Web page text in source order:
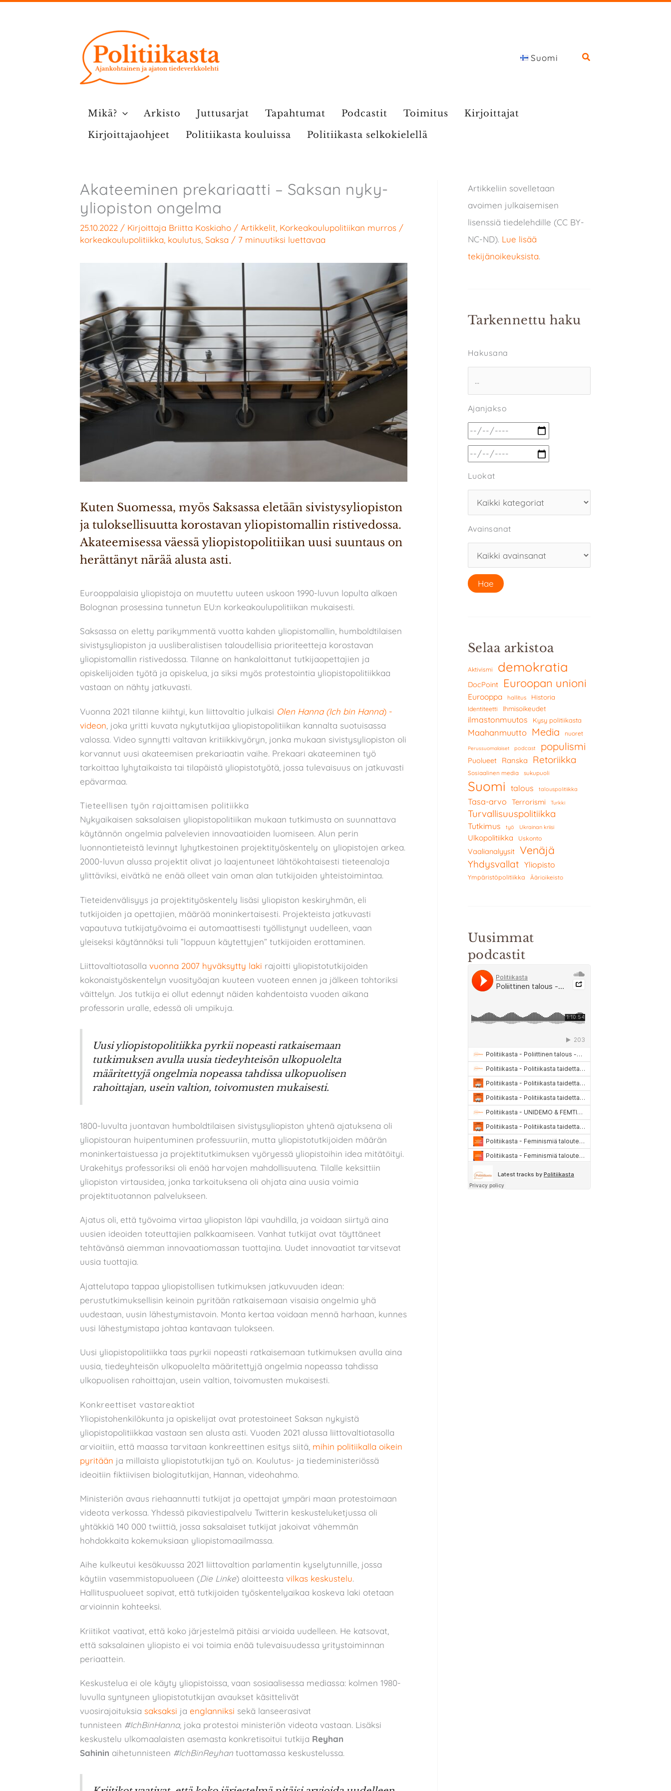
Suomi
Mikä? Arkisto Juttusarjat Tapahtumat Podcastit Toimitus
Kirjoittajat
Kirjoittajaohjeet
Politiikasta kouluissa Politiikasta selkokielellä
Akateeminen prekariaatti – Saksan nyky-
yliopiston ongelma
25.10.2022 / Kirjoittaja Briitta Koskiaho / Artikkelit Korkeakoulupolitiikan murros /
korkeakoulupolitiikka koulutus Saksa / 7 minuutiksi luettavaa
Kuten Suomessa, myös Saksassa eletään sivistysyliopiston
ja tuloksellisuutta korostavan yliopistomallin ristivedossa.
Akateemisessa väessä yliopistopolitiikan uusi suuntaus on
herättänyt närää alusta asti.
Eurooppalaisia yliopistoja on muutettu uuteen uskoon 1990-luvun lopulta alkaen
Bolognan prosessina tunnetun EU:n korkeakoulupolitiikan mukaisesti.
Saksassa on eletty parikymmentä vuotta kahden yliopistomallin, humboldtilaisen
sivistysyliopiston ja uusliberalistisen taloudellisia prioriteetteja korostavan
yliopistomallin ristivedossa. Tilanne on hankaloittanut tutkijaopettajien ja
opiskelijoiden työtä ja opiskelua, ja siksi myös protestointia yliopistopolitiikkaa
vastaan on nähty jatkuvasti.
Vuonna 2021 tilanne kiihtyi, kun liittovaltio julkaisi Olen Hanna (Ich bin Hanna) -
videon , joka yritti kuvata nykytutkijaa yliopistopolitiikan kannalta suotuisassa
valossa. Video synnytti valtavan kritiikkivyöryn, jonka mukaan sivistysyliopiston oli
korvannut uusi akateemisen prekariaatin vaihe. Prekaari akateeminen työ
tarkoittaa lyhytaikaista tai tilapäistä yliopistotyötä, jossa tulevaisuus on jatkuvasti
epävarmaa.
Tieteellisen työn rajoittamisen politiikka
Nykyaikaisen saksalaisen yliopistopolitiikan mukaan tutkimusta on suunnattava
käytännön ongelmia palvelevien innovaatioiden luomiseen. Alun perin
luonnontieteistä levinnyt lyhytkestoinen projektityöskentely on yliopistojen arkea.
2000-luvun alussa projektit olivat jo laajentuneet lähtökohtaisesti tieteenaloja
ylittäviksi, eivätkä ne enää olleet vain oman alan tutkijoiden yhteistoimintaa.
Tieteidenvälisyys ja projektityöskentely lisäsi yliopiston keskiryhmän, eli
tutkijoiden ja opettajien, määrää moninkertaisesti. Projekteista jatkuvasti
vapautuva tutkijatyövoima ei automaattisesti työllistynyt uudelleen, vaan
yleiseksi käytännöksi tuli ”loppuun käytettyjen” tutkijoiden erottaminen.
Liittovaltiotasolla vuonna 2007 hyväksytty laki rajoitti yliopistotutkijoiden
kokonaistyöskentelyn vuosityöajan kuuteen vuoteen ennen ja jälkeen tohtoriksi
väittelyn. Jos tutkija ei ollut edennyt näiden kahdentoista vuoden aikana
professorin uralle, edessä oli umpikuja.
Uusi yliopistopolitiikka pyrkii nopeasti ratkaisemaan
tutkimuksen avulla uusia tiedeyhteisön ulkopuolelta
määritettyjä ongelmia nopeassa tahdissa ulkopuolisen
rahoittajan, usein valtion, toivomusten mukaisesti.
1800-luvulta juontavan humboldtilaisen sivistysyliopiston yhtenä ajatuksena oli
yliopistouran huipentuminen professuuriin, mutta yliopistotutkijoiden määrän
moninkertaistuessa ja projektitutkimuksen vyöryessä yliopistoihin idea mitätöityi.
Urakehitys professoriksi oli enää harvojen mahdollisuutena. Tilalle keksittiin
yliopiston virtausidea, jonka tarkoituksena oli ohjata aina uusia voimia
projektituotannon palvelukseen.
Ajatus oli, että työvoima virtaa yliopiston läpi vauhdilla, ja voidaan siirtyä aina
uusien ideoiden toteuttajien palkkaamiseen. Vanhat tutkijat ovat täyttäneet
tehtävänsä aiemman innovaatiomassan tuottajina. Uudet innovaatiot tarvitsevat
uusia tuottajia.
Ajattelutapa tappaa yliopistollisen tutkimuksen jatkuvuuden idean:
perustutkimuksellisin keinoin pyritään ratkaisemaan visaisia ongelmia yhä
uudestaan, uusin lähestymistavoin. Monta kertaa voidaan mennä harhaan, kunnes
uusi lähestymistapa johtaa kantavaan tulokseen.
Uusi yliopistopolitiikka taas pyrkii nopeasti ratkaisemaan tutkimuksen avulla aina
uusia, tiedeyhteisön ulkopuolelta määritettyjä ongelmia nopeassa tahdissa
ulkopuolisen rahoittajan, usein valtion, toivomusten mukaisesti.
Konkreettiset vastareaktiot
Yliopistohenkilökunta ja opiskelijat ovat protestoineet Saksan nykyistä
yliopistopolitiikkaa vastaan sen alusta asti. Vuoden 2021 alussa liittovaltiotasolla
arvioitiin, että maassa tarvitaan konkreettinen esitys siitä, mihin politiikalla oikein
pyritään ja millaista yliopistotutkijan työ on. Koulutus- ja tiedeministeriössä
ideoitiin fiktiivisen biologitutkijan, Hannan, videohahmo.
Ministeriön avaus riehaannutti tutkijat ja opettajat ympäri maan protestoimaan
videota verkossa. Yhdessä pikaviestipalvelu Twitterin keskusteluketjussa oli
yhtäkkiä 140 000 twiittiä, jossa saksalaiset tutkijat jakoivat vähemmän
hohdokkaita kokemuksiaan yliopistomaailmassa.
Aihe kulkeutui kesäkuussa 2021 liittovaltion parlamentin kyselytunnille, jossa
käytiin vasemmistopuolueen (Die Linke) aloitteesta vilkas keskustelu.
Hallituspuolueet sopivat, että tutkijoiden työskentelyaikaa koskeva laki otetaan
arvioinnin kohteeksi.
Kriitikot vaativat, että koko järjestelmä pitäisi arvioida uudelleen. He katsovat,
että saksalainen yliopisto ei voi toimia enää tulevaisuudessa yritystoiminnan
periaattein.
Keskustelua ei ole käyty yliopistoissa, vaan sosiaalisessa mediassa: kolmen 1980-
luvulla syntyneen yliopistotutkijan avaukset käsittelivät
vuosirajoituksia saksaksi ja englanniksi sekä lanseerasivat
tunnisteen #IchBinHanna, joka protestoi ministeriön videota vastaan. Lisäksi
keskustelu ulkomaalaisten asemasta konkretisoitui tutkija Reyhan
Sahinin aihetunnisteen #IchBinReyhan tuottamassa keskustelussa.
Artikkeliin sovelletaan
avoimen julkaisemisen
lisenssiä tiedelehdille (CC BY-
NC-ND). Lue lisää
tekijänoikeuksista.
Tarkennettu haku
Hakusana
Ajanjakso
Luokat
Avainsanat
Selaa arkistoa
Aktivismi demokratia
DocPoint Euroopan unioni
Eurooppa hallitus Historia
Identiteetti Ihmisoikeudet
ilmastonmuutos Kysy politiikasta
Maahanmuutto Media nuoret
Perussuomalaiset podcast populismi
Puolueet Ranska Retoriikka
Sosiaalinen media sukupuoli
Suomi talous talouspolitiikka
Tasa-arvo Terrorismi Turkki
Turvallisuuspolitiikka
Tutkimus työ Ukrainan kriisi
Ulkopolitiikka Uskonto
Vaalianalyysit Venäjä
Yhdysvallat Yliopisto
Ympäristöpolitiikka Äärioikeisto
Uusimmat
podcastit